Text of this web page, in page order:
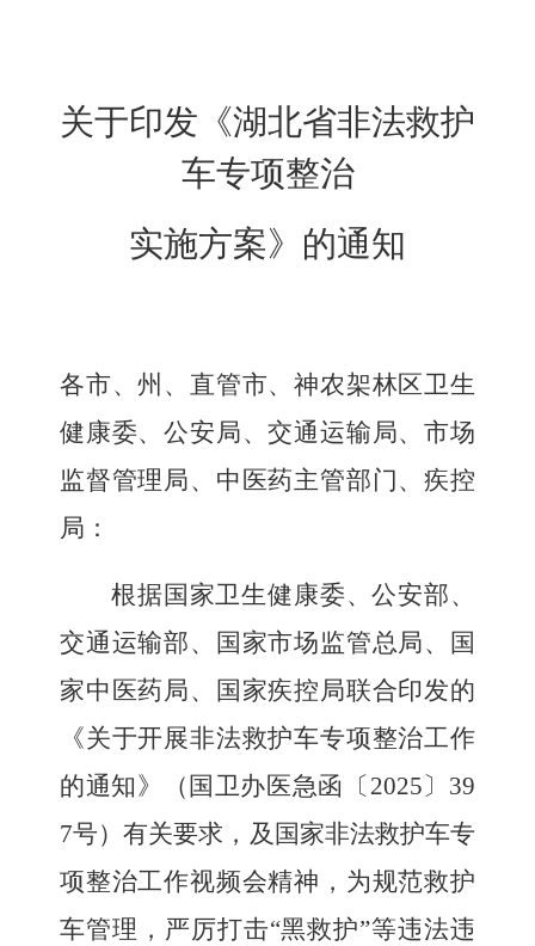
关于印发《湖北省非法救护
车专项整治
实施方案》的通知
各市、州、直管市、神农架林区卫生
健康委、公安局、交通运输局、市场
监督管理局、中医药主管部门、疾控
局：
根据国家卫生健康委、公安部、
交通运输部、
国家市场监管总局、国
家中医药局、国家疾控局联合印发的
《关于开展非法救护车专项整治工作
的通知》（国卫办医急函〔 2025〕 39
7号）有关要求，及国家非法救护车专
项整治工作视频会精神，为规范救护
车管理，严厉打击“黑救护”等违法违